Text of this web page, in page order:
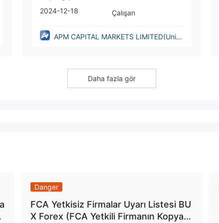
2024-12-18
Çalışan
APM CAPITAL MARKETS LIMITED(Unite
Daha fazla gör
Danger
FCA Yetkisiz Firmalar Uyarı Listesi BU
X Forex (FCA Yetkili Firmanın Kopyas